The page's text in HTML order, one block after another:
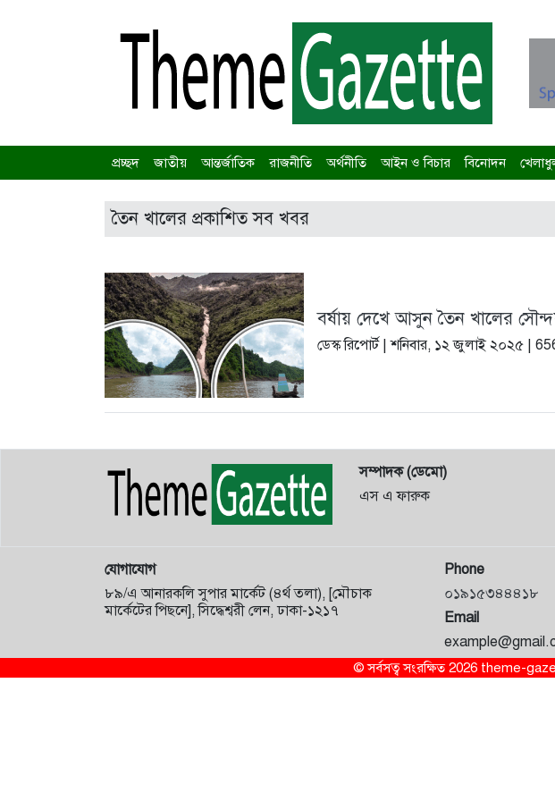
প্রচ্ছদ জাতীয় আন্তর্জাতিক রাজনীতি অর্থনীতি আইন ও বিচার বিনোদন
তৈন খালের প্রকাশিত সব খবর
বর্ষায় দেখে আসুন তৈন খালের
ডেস্ক রিপোর্ট | শনিবার, ১২ জুলাই ২০২৫ |
সম্পাদক (ডেমো)
এস এ ফারুক
যোগাযোগ
৮৯/এ আনারকলি সুপার মার্কেট (৪র্থ তলা), [মৌচাক
মার্কেটের পিছনে], সিদ্ধেশ্বরী লেন, ঢাকা-১২১৭
Phone
০১৯১৫৩৪৪৪১৮
Email
© সর্বসত্ব সংরক্ষিত 2026 theme-